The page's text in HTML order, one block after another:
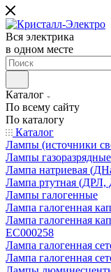
Вся электрика
в одном месте
Каталог
По всему сайту
По каталогу
Каталог
Лампы (источники
Лампы газоразрядные
Лампа натриевая
Лампа ртутная
Лампы галогенные
Лампа галогенная
Лампа галогенная
EC000258
Лампа галогенная
Лампа галогенная